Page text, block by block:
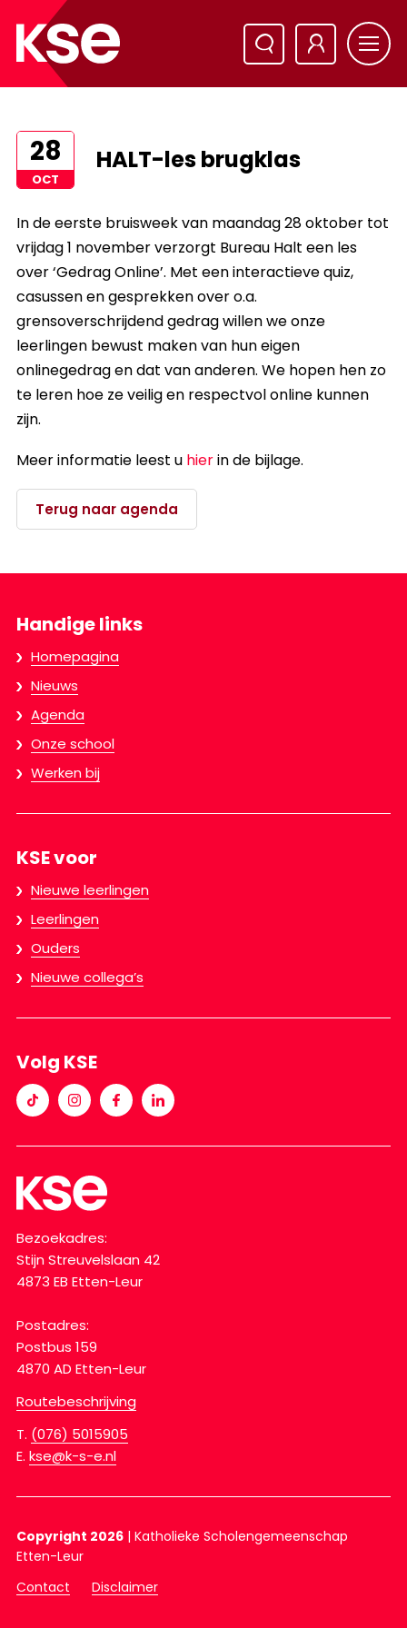
28
OCT
HALT-les brugklas
In de eerste bruisweek van maandag 28 oktober tot
vrijdag 1 november verzorgt Bureau Halt een les
over ‘Gedrag Online’. Met een interactieve quiz,
casussen en gesprekken over o.a.
grensoverschrijdend gedrag willen we onze
leerlingen bewust maken van hun eigen
onlinegedragen dat van anderen. We hopen hen zo
te leren hoe ze veilig en respectvol online kunnen
zijn.
Meer informatie leest u hierin de bijlage.
Terug naar agenda
Handige links
Homepagina
Nieuws
Agenda
Onze school
Werken bij
KSE voor
Nieuwe leerlingen
Leerlingen
Ouders
Nieuwe collega’s
Volg KSE
Bezoekadres:
Stijn Streuvelslaan 42
4873 EB Etten-Leur
Postadres:
Postbus 159
4870 AD Etten-Leur
Routebeschrijving
T. (076) 5015905
E. kse@k-s-e.nl
Copyright 2026 | Katholieke Scholengemeenschap
Etten-Leur
Contact
Disclaimer